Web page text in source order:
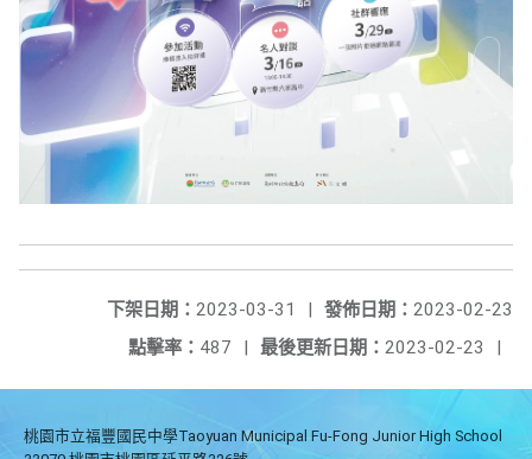
發佈日期： 2023-02-23
下架日期： 2023-03-31
|
最後更新日期： 2023-02-23 |
點擊率： 487 |
桃園市立福豐國民中學Taoyuan Municipal Fu-Fong Junior High School